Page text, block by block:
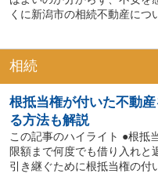
くに新潟市の相続不動産につ
相続
根抵当権が付いた不動
る方法も解説
この記事のハイライト ●根抵
限額まで何度でも借り入れと
引き継ぐために根抵当権の付